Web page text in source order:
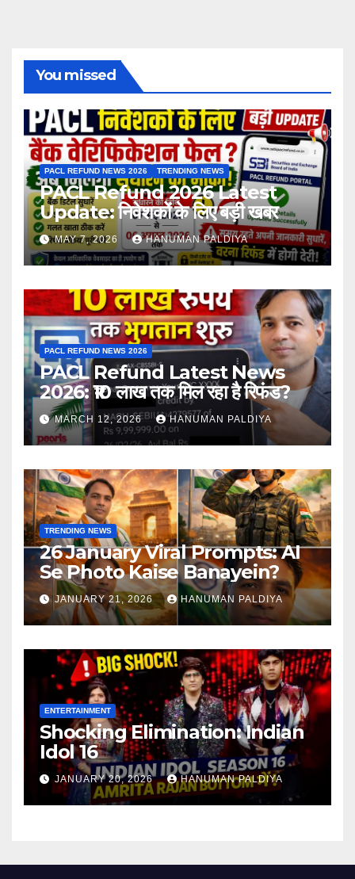
You missed
PACL REFUND NEWS 2026 TRENDING NEWS
PACL Refund 2026 Latest
Update: निवेशकों के लिए बड़ी खबर
MAY 7, 2026 HANUMAN PALDIYA
PACL REFUND NEWS 2026
PACL Refund Latest News
2026: ₹10 लाख तक मिल रहा है रिफंड?
MARCH 12, 2026 HANUMAN PALDIYA
TRENDING NEWS
26 January Viral Prompts: AI
Se Photo Kaise Banayein?
JANUARY 21, 2026 HANUMAN PALDIYA
ENTERTAINMENT
Shocking Elimination: Indian
Idol 16
JANUARY 20, 2026 HANUMAN PALDIYA